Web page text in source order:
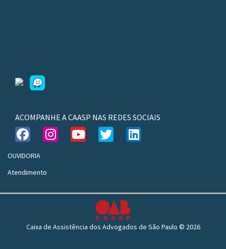
ACOMPANHE A CAASP NAS REDES SOCIAIS
OUVIDORIA
Atendimento
Caixa de Assistência dos Advogados de São Paulo © 2026